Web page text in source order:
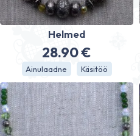
Helmed
28.90€
Ainulaadne Käsitöö